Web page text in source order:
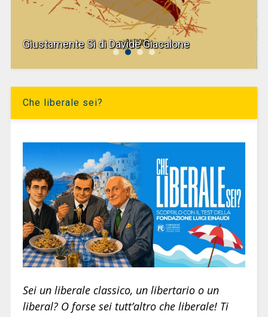
Giustamente Sì di Davide Giacalone
Che liberale sei?
Sei un liberale classico, un libertario o un
liberal? O forse sei tutt’altro che liberale! Ti